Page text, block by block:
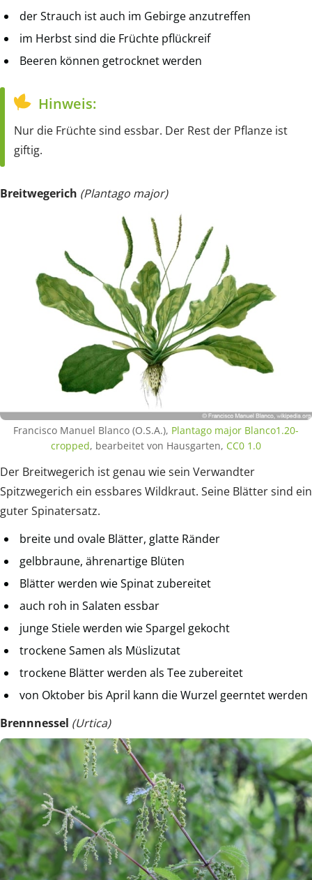
der Strauch ist auch im Gebirge anzutreffen
im Herbst sind die Früchte pflückreif
Beeren können getrocknet werden
Hinweis:
Nur die Früchte sind essbar. Der Rest der Pflanze ist
giftig.
Breitwegerich (Plantago major)
Francisco Manuel Blanco (O.S.A.), Plantago major Blanco1.20-
cropped, bearbeitet von Hausgarten, CC0 1.0
Der Breitwegerich ist genau wie sein Verwandter
Spitzwegerich ein essbares Wildkraut. Seine Blätter sind ein
guter Spinatersatz.
breite und ovale Blätter, glatte Ränder
gelbbraune, ährenartige Blüten
Blätter werden wie Spinat zubereitet
auch roh in Salaten essbar
junge Stiele werden wie Spargel gekocht
trockene Samen als Müslizutat
trockene Blätter werden als Tee zubereitet
von Oktober bis April kann die Wurzel geerntet werden
Brennnessel (Urtica)